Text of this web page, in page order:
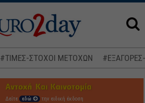
#ΤΙΜΕΣ-ΣΤΟΧΟΙ ΜΕΤΟΧΩΝ
Δείτε εδώ την ειδική έκδοση